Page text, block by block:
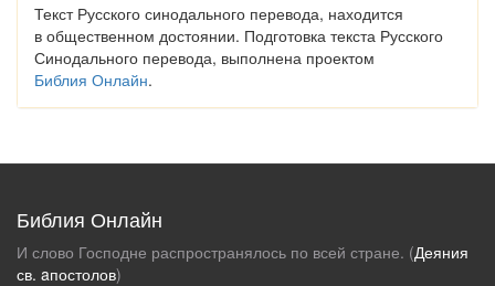
Текст Русского синодального перевода, находится
в общественном достоянии. Подготовка текста Русского
Синодального перевода, выполнена проектом
Библия Онлайн.
Библия Онлайн
И слово Господне распространялось по всей стране. (Деяния
св. aпостолов)